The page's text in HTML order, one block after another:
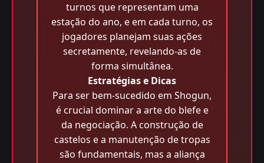
turnos que representam uma
estação do ano, e em cada turno, os
jogadores planejam suas ações
secretamente, revelando-as de
forma simultânea.
Estratégias e Dicas
Para ser bem-sucedido em Shogun,
é crucial dominar a arte do blefe e
da negociação. A construção de
castelos e a manutenção de tropas
são fundamentais, mas a aliança